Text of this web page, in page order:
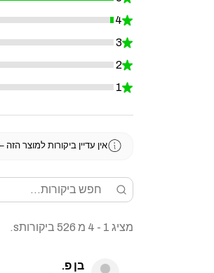
★
4
★
3
0%
★
2
0%
★
1
0%
אין עדיין ביקורות למוצר
מציג 1 - 4 מ 526 ביקורותs.
בן פ.